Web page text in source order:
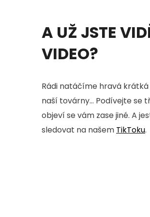
A UŽ JSTE
VIDEO?
Rádi natáčíme hravá krátká
naší továrny... Podívejte se
objeví se vám zase jiné. A
sledovat na našem TikToku.